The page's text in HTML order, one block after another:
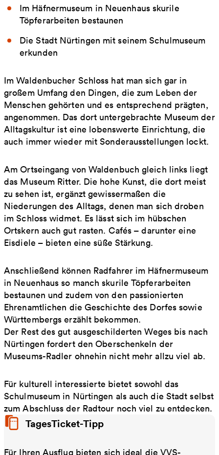
Im Häfnermuseum in Neuenhaus skurile
Töpferarbeiten bestaunen
Die Stadt Nürtingen mit seinem Schulmuseum
erkunden
Im Waldenbucher Schloss hat man sich gar in
großem Umfang den Dingen, die zum Leben der
Menschen gehörten und es entsprechend prägten,
angenommen. Das dort untergebrachte Museum der
Alltagskultur ist eine lobenswerte Einrichtung, die
auch immer wieder mit Sonderausstellungen lockt.
Am Ortseingang von Waldenbuch gleich links liegt
das Museum Ritter. Die hohe Kunst, die dort meist
zu sehen ist, ergänzt gewissermaßen die
Niederungen des Alltags, denen man sich droben
im Schloss widmet. Es lässt sich im hübschen
Ortskern auch gut rasten. Cafés – darunter eine
Eisdiele – bieten eine süße Stärkung.
Anschließend können Radfahrer im Häfnermuseum
in Neuenhaus so manch skurile Töpferarbeiten
bestaunen und zudem von den passionierten
Ehrenamtlichen die Geschichte des Dorfes sowie
Württembergs erzählt bekommen.
Der Rest des gut ausgeschilderten Weges bis nach
Nürtingen fordert den Oberschenkeln der
Museums-Radler ohnehin nicht mehr allzu viel ab.
Für kulturell interessierte bietet sowohl das
Schulmuseum in Nürtingen als auch die Stadt selbst
zum Abschluss der Radtour noch viel zu entdecken.
TagesTicket-Tipp
Für Ihren Ausflug bieten sich ideal die VVS-